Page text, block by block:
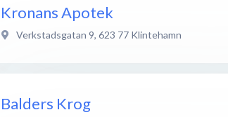
Kronans Apotek
Verkstadsgatan 9, 623 77 Klintehamn
Balders Krog